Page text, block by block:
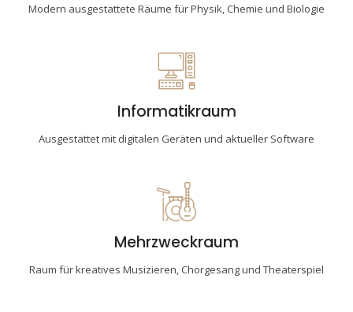
Modern ausgestattete Räume für Physik, Chemie und Biologie
Informatikraum
Ausgestattet mit digitalen Geräten und aktueller Software
Mehrzweckraum
Raum für kreatives Musizieren, Chorgesang und Theaterspiel